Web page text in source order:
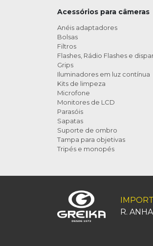
Acessórios para câmeras
Anéis adaptadores
Bolsas
Filtros
Flashes, Rádio Flashes e
Grips
Iluminadores em luz contínua
Kits de limpeza
Microfone
Monitores de LCD
Parasóis
Sapatas
Suporte de ombro
Tampa para objetivas
Tripés e monopés
R.